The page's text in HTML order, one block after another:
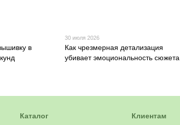
в
30 июля 2026
Как чрезмерная детализация
убивает эмоциональность сюжета
Каталог Клиентам